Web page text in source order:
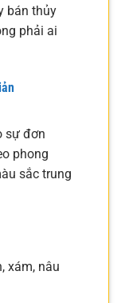
bán thủy
phải ai
sự đơn
phong
sắc trung
xám, nâu